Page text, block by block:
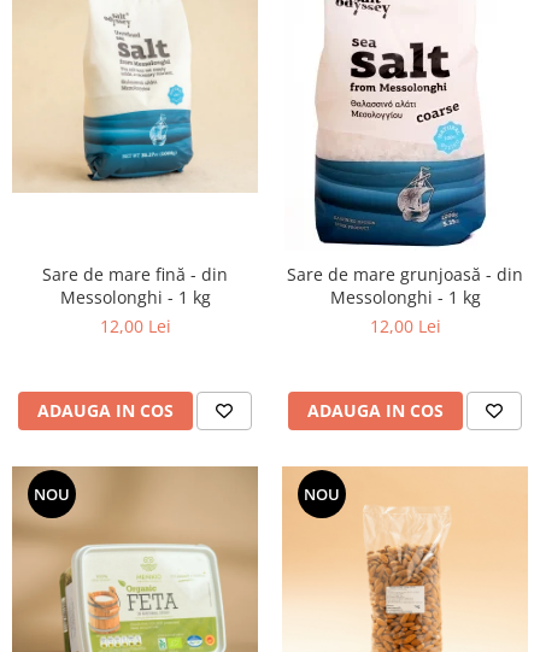
CREME ȘI PASTE TARTINABILE
CONDIMENTE
CEAIURI GRECEȘTI
CIOCOLATĂ ȘI CACAO
HEALTHY SNACKS
SUPERALIMENTE
PRODUSE ECO / ORGANICE
PRODUSE ROMÂNEȘTI
REMEDII NATURISTE
Sare de mare fină - din
Messolonghi - 1 kg
12,00 Lei
ADAUGA IN COS
Sare de mare grunjoasă - din
Messolonghi - 1 kg
12,00 Lei
ADAUGA IN COS
NOU NOU